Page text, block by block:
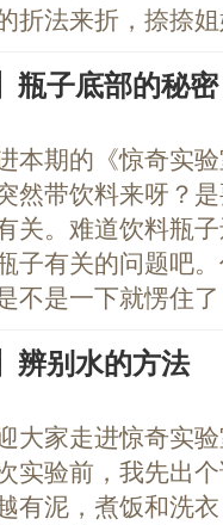
折法来折，捺捺
瓶子底部的秘密
本期的《惊奇实
然带饮料来呀？
关。难道饮料瓶
子有关的问题吧
不是一下就愣住
辨别水的方法
大家走进惊奇实
实验前，我先出
有泥，煮饭和洗